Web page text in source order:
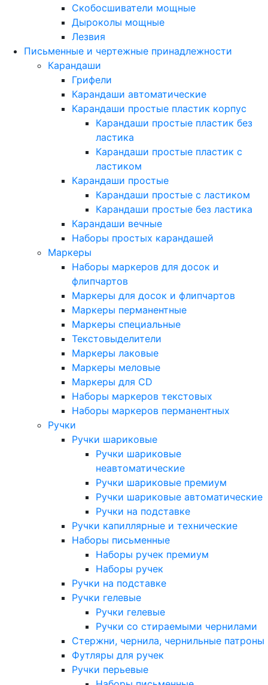
Скобосшиватели мощные
Дыроколы мощные
Лезвия
Письменные и чертежные принадлежности
Карандаши
Грифели
Карандаши автоматические
Карандаши простые пластик корпус
Карандаши простые пластик без
ластика
Карандаши простые пластик с
ластиком
Карандаши простые
Карандаши простые с ластиком
Карандаши простые без ластика
Карандаши вечные
Наборы простых карандашей
Маркеры
Наборы маркеров для досок и
флипчартов
Маркеры для досок и флипчартов
Маркеры перманентные
Маркеры специальные
Текстовыделители
Маркеры лаковые
Маркеры меловые
Маркеры для CD
Наборы маркеров текстовых
Наборы маркеров перманентных
Ручки
Ручки шариковые
Ручки шариковые
неавтоматические
Ручки шариковые премиум
Ручки шариковые автоматические
Ручки на подставке
Ручки капиллярные и технические
Наборы письменные
Наборы ручек премиум
Наборы ручек
Ручки на подставке
Ручки гелевые
Ручки гелевые
Ручки со стираемыми чернилами
Стержни, чернила, чернильные патроны
Футляры для ручек
Ручки перьевые